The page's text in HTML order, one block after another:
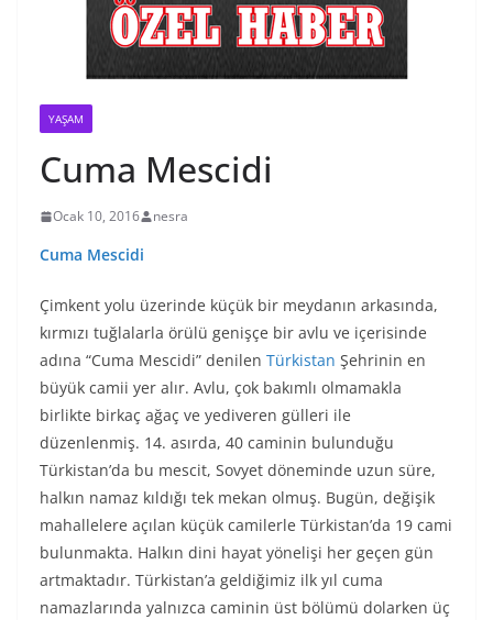
YAŞAM
Cuma Mescidi
Ocak 10, 2016 nesra
Cuma Mescidi
Çimkent yolu üzerinde küçük bir meydanın arkasında,
kırmızı tuğlalarla örülü genişçe bir avlu ve içerisinde
adına “Cuma Mescidi” denilen Türkistan Şehrinin en
büyük camii yer alır. Avlu, çok bakımlı olmamakla
birlikte birkaç ağaç ve yediveren gülleri ile
düzenlenmiş. 14. asırda, 40 caminin bulunduğu
Türkistan’da bu mescit, Sovyet döneminde uzun süre,
halkın namaz kıldığı tek mekan olmuş. Bugün, değişik
mahallelere açılan küçük camilerle Türkistan’da 19 cami
bulunmakta. Halkın dini hayat yönelişi her geçen gün
artmaktadır. Türkistan’a geldiğimiz ilk yıl cuma
namazlarında yalnızca caminin üst bölümü dolarken üç